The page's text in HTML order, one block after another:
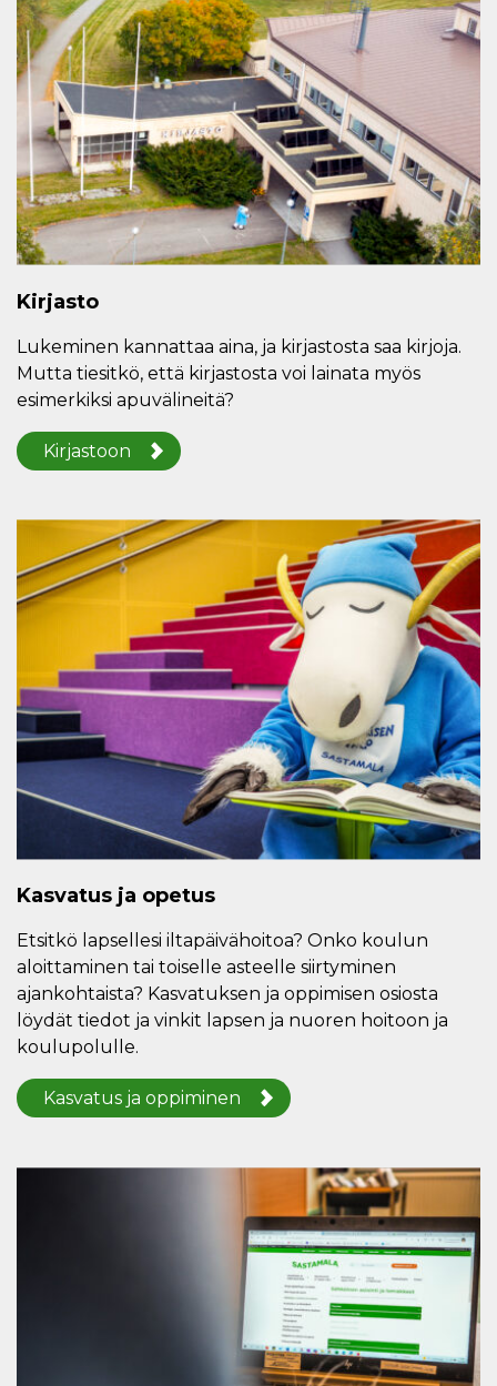
Kirjasto
Lukeminen kannattaa aina, ja kirjastosta saa kirjoja.
Mutta tiesitkö, että kirjastosta voi lainata myös
esimerkiksi apuvälineitä?
Kirjastoon
Kasvatus ja opetus
Etsitkö lapsellesi iltapäivähoitoa? Onko koulun
aloittaminen tai toiselle asteelle siirtyminen
ajankohtaista? Kasvatuksen ja oppimisen osiosta
löydät tiedot ja vinkit lapsen ja nuoren hoitoon ja
koulupolulle.
Kasvatus ja oppiminen